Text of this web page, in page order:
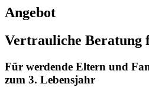
Angebot
Vertrauliche Beratung
Für werdende Eltern und
zum 3. Lebensjahr